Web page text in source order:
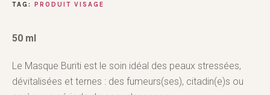
TAG:
PRODUIT VISAGE
50 ml
Le Masque Buriti est le soin idéal des peaux stressées,
dévitalisées et ternes : des fumeurs(ses), citadin(e)s ou